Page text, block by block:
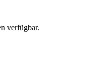
verfügbar.